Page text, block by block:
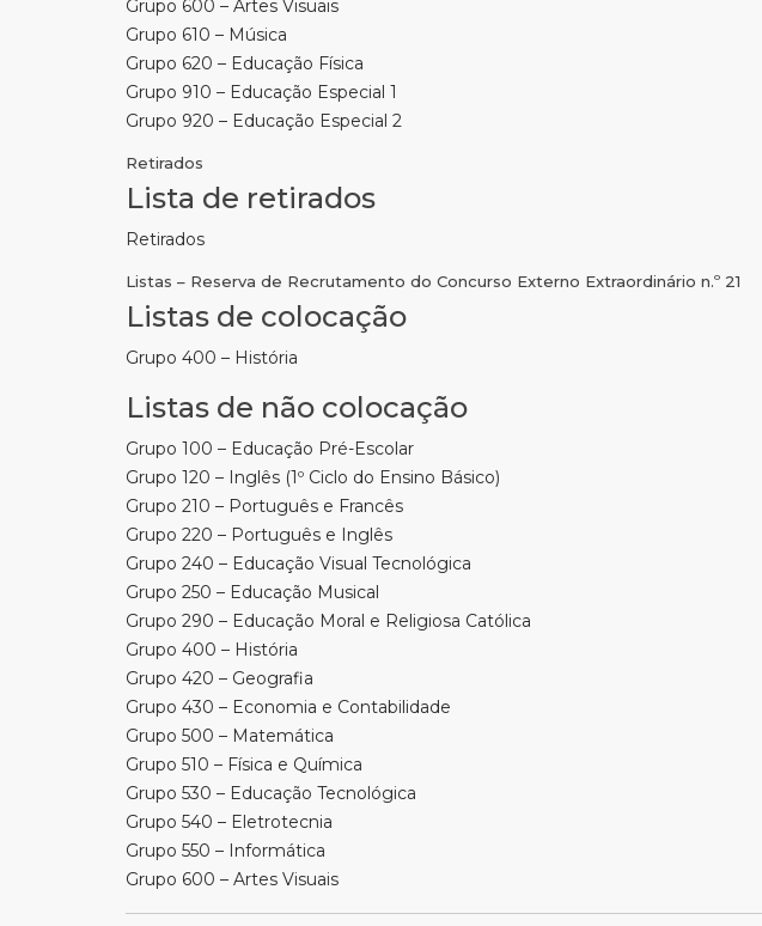
Grupo 600 – Artes Visuais
Grupo 610 – Música
Grupo 620 – Educação Física
Grupo 910 – Educação Especial 1
Grupo 920 – Educação Especial 2
Retirados
Lista de retirados
Retirados
Listas – Reserva de Recrutamento do Concurso Externo Extraordinário n.º 21
Listas de colocação
Grupo 400 – História
Listas de não colocação
Grupo 100 – Educação Pré-Escolar
Grupo 120 – Inglês (1º Ciclo do Ensino Básico)
Grupo 210 – Português e Francês
Grupo 220 – Português e Inglês
Grupo 240 – Educação Visual Tecnológica
Grupo 250 – Educação Musical
Grupo 290 – Educação Moral e Religiosa Católica
Grupo 400 – História
Grupo 420 – Geografia
Grupo 430 – Economia e Contabilidade
Grupo 500 – Matemática
Grupo 510 – Física e Química
Grupo 530 – Educação Tecnológica
Grupo 540 – Eletrotecnia
Grupo 550 – Informática
Grupo 600 – Artes Visuais